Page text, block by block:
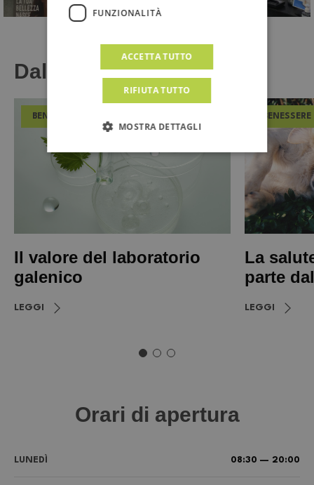
Dal Magazine
BENESSERE
Il valore del laboratorio
galenico
LEGGI
BENESSERE
La
parte
LEGGI
Orari di apertura
LUNEDÌ 08:30 — 20:00
FUNZIONALITÀ
ACCETTA TUTTO
RIFIUTA TUTTO
MOSTRA DETTAGLI